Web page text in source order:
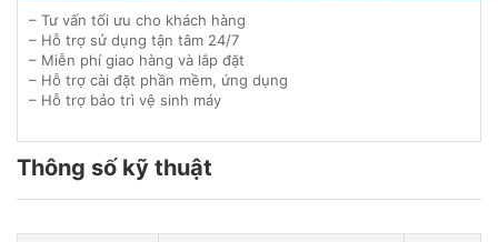
– Tư vấn tối ưu cho khách hàng
– Hỗ trợ sử dụng tận tâm 24/7
– Miễn phí giao hàng và lắp đặt
– Hỗ trợ cài đặt phần mềm, ứng dụng
– Hỗ trợ bảo trì vệ sinh máy
Thông số kỹ thuật